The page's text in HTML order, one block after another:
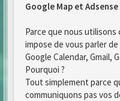
Google Map et Adsense
Parce que nous utilisons
impose de vous parler
Google Calendar, Gmail,
Pourquoi ?
Tout simplement parce
communiquons pas vos